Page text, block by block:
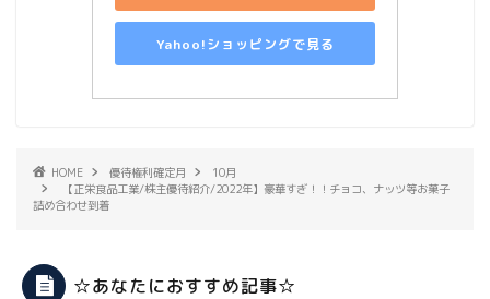
Yahoo!ショッピングで見る
HOME 優待権利確定月
10月
【正栄食品工業/株主優待紹介/2022年】豪華すぎ！！チョコ、ナッツ等お菓子
詰め合わせ到着
☆あなたにおすすめ記事☆